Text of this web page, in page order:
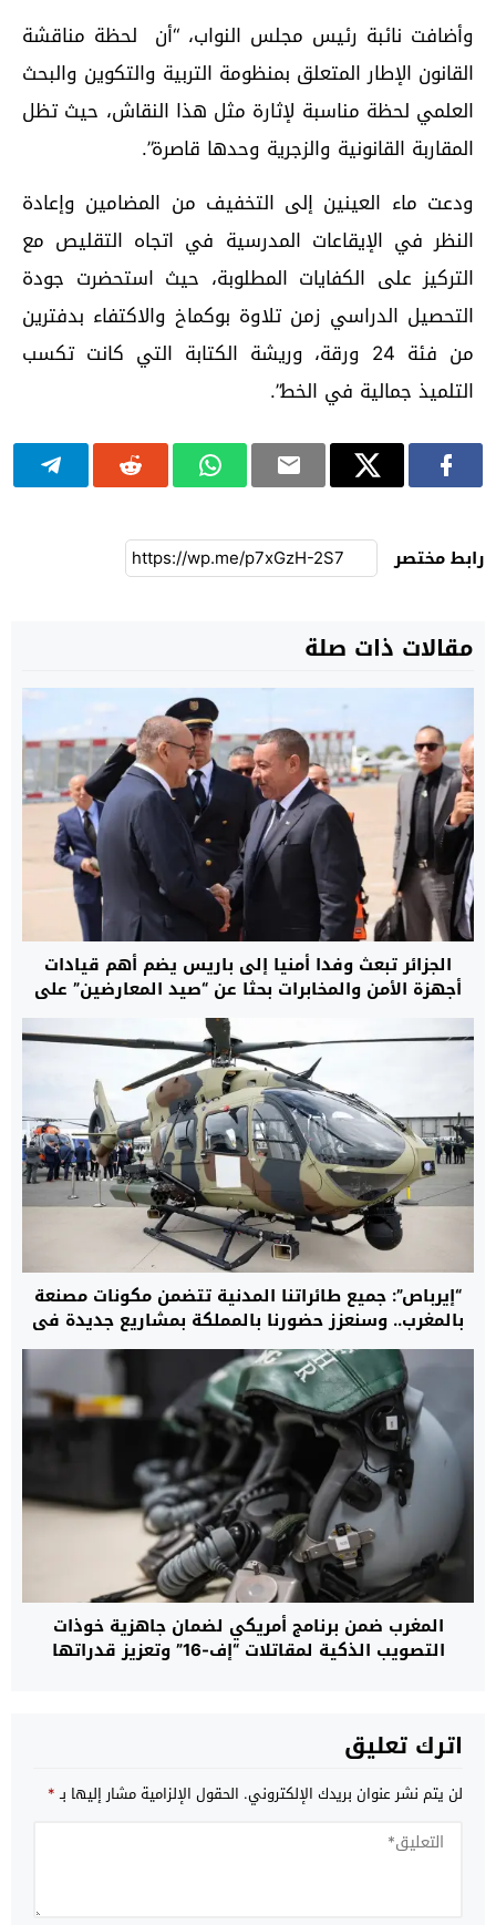
وأضافت نائبة رئيس مجلس النواب، “أن لحظة مناقشة
القانون الإطار المتعلق بمنظومة التربية والتكوين والبحث
العلمي لحظة مناسبة لإثارة مثل هذا النقاش، حيث تظل
المقاربة القانونية والزجرية وحدها قاصرة”.
ودعت ماء العينين إلى التخفيف من المضامين وإعادة
النظر في الإيقاعات المدرسية في اتجاه التقليص مع
التركيز على الكفايات المطلوبة، حيث استحضرت جودة
التحصيل الدراسي زمن تلاوة بوكماخ والاكتفاء بدفترين
من فئة 24 ورقة، وريشة الكتابة التي كانت تكسب
التلميذ جمالية في الخط”.
رابط مختصر
مقالات ذات صلة
الجزائر تبعث وفدا أمنيا إلى باريس يضم أهم قيادات
أجهزة الأمن والمخابرات بحثا عن “صيد المعارضين” على
الأراضي الفرنسية
“إيرباص”: جميع طائراتنا المدنية تتضمن مكونات مصنعة
بالمغرب.. وسنعزز حضورنا بالمملكة بمشاريع جديدة في
مجال المروحيات
المغرب ضمن برنامج أمريكي لضمان جاهزية خوذات
التصويب الذكية لمقاتلات “إف-16” وتعزيز قدراتها
اترك تعليق
لن يتم نشر عنوان بريدك الإلكتروني. الحقول الإلزامية مشار إليها بـ*